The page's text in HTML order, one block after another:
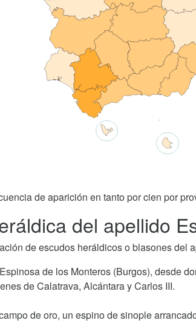
de aparición en tanto por cien por
del apellido
de escudos heráldicos o blasones del
de los Monteros (Burgos), desde
de Calatrava, Alcántara y Carlos III.
de oro, un espino de sinople